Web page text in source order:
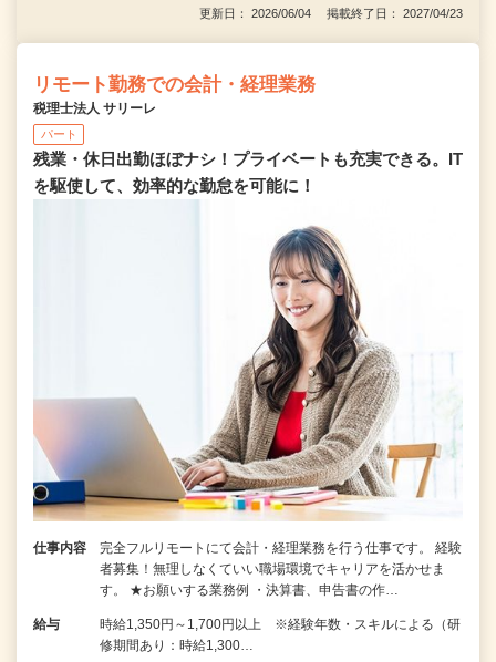
更新日： 2026/06/04 掲載終了日： 2027/04/23
リモート勤務での会計・経理業務
税理士法人 サリーレ
パート
残業・休日出勤ほぼナシ！プライベートも充実できる。IT
を駆使して、効率的な勤怠を可能に！
仕事内容
完全フルリモートにて会計・経理業務を行う仕事です。 経験
者募集！無理しなくていい職場環境でキャリアを活かせま
す。 ★お願いする業務例 ・決算書、申告書の作…
給与
時給1,350円～1,700円以上 ※経験年数・スキルによる（研
修期間あり：時給1,300…